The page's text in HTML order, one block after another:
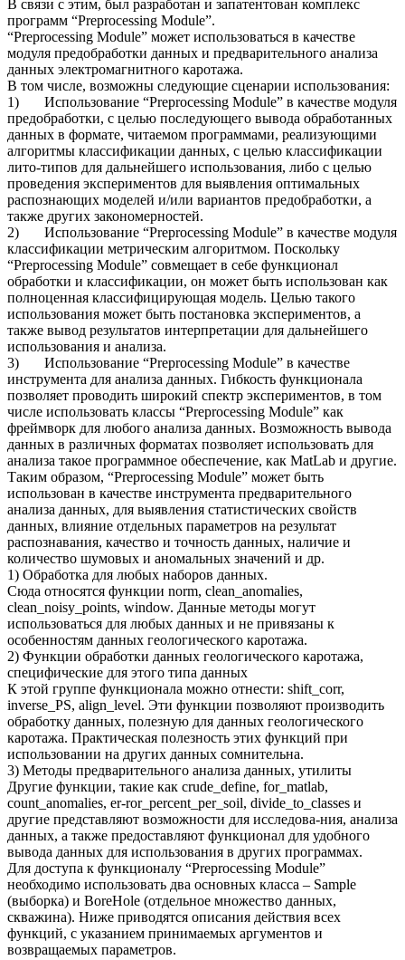
В связи с этим, был разработан и запатентован комплекс
программ “Preprocessing Module”.
“Preprocessing Module” может использоваться в качестве
модуля предобработки данных и предварительного анализа
данных электромагнитного каротажа.
В том числе, возможны следующие сценарии использования:
1) Использование “Preprocessing Module” в качестве модуля
предобработки, с целью последующего вывода обработанных
данных в формате, читаемом программами, реализующими
алгоритмы классификации данных, с целью классификации
лито-типов для дальнейшего использования, либо с целью
проведения экспериментов для выявления оптимальных
распознающих моделей и/или вариантов предобработки, а
также других закономерностей.
2) Использование “Preprocessing Module” в качестве модуля
классификации метрическим алгоритмом. Поскольку
“Preprocessing Module” совмещает в себе функционал
обработки и классификации, он может быть использован как
полноценная классифицирующая модель. Целью такого
использования может быть постановка экспериментов, а
также вывод результатов интерпретации для дальнейшего
использования и анализа.
3) Использование “Preprocessing Module” в качестве
инструмента для анализа данных. Гибкость функционала
позволяет проводить широкий спектр экспериментов, в том
числе использовать классы “Preprocessing Module” как
фреймворк для любого анализа данных. Возможность вывода
данных в различных форматах позволяет использовать для
анализа такое программное обеспечение, как MatLab и другие.
Таким образом, “Preprocessing Module” может быть
использован в качестве инструмента предварительного
анализа данных, для выявления статистических свойств
данных, влияние отдельных параметров на результат
распознавания, качество и точность данных, наличие и
количество шумовых и аномальных значений и др.
1) Обработка для любых наборов данных.
Сюда относятся функции norm, clean_anomalies,
clean_noisy_points, window. Данные методы могут
использоваться для любых данных и не привязаны к
особенностям данных геологического каротажа.
2) Функции обработки данных геологического каротажа,
специфические для этого типа данных
К этой группе функционала можно отнести: shift_corr,
inverse_PS, align_level. Эти функции позволяют производить
обработку данных, полезную для данных геологического
каротажа. Практическая полезность этих функций при
использовании на других данных сомнительна.
3) Методы предварительного анализа данных, утилиты
Другие функции, такие как crude_define, for_matlab,
count_anomalies, er-ror_percent_per_soil, divide_to_classes и
другие представляют возможности для исследова-ния, анализа
данных, а также предоставляют функционал для удобного
вывода данных для использования в других программах.
Для доступа к функционалу “Preprocessing Module”
необходимо использовать два основных класса – Sample
(выборка) и BoreHole (отдельное множество данных,
скважина). Ниже приводятся описания действия всех
функций, с указанием принимаемых аргументов и
возвращаемых параметров.